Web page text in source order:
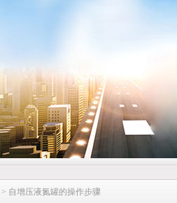
> 自增压液氮罐的操作步骤